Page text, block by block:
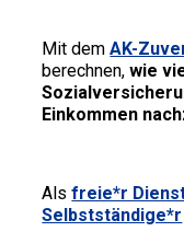
Mit demAK-
berechnen,wie
Einkommen
Alsfreie*r
Selbstständige*r